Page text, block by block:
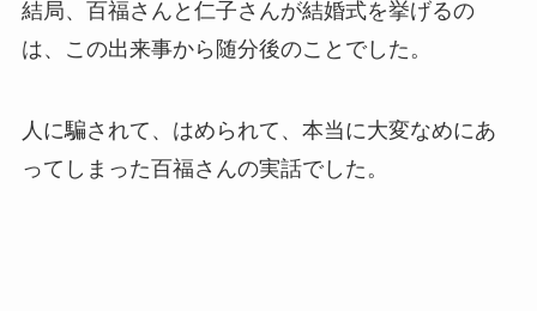
結局、百福さんと仁子さんが結婚式を挙げるの
は、この出来事から随分後のことでした。
人に騙されて、はめられて、本当に大変なめにあ
ってしまった百福さんの実話でした。